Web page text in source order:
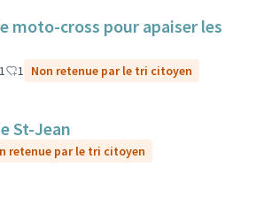
moto-cross pour apaiser les
1 1 Non retenue par le tri citoyen
St-Jean
retenue par le tri citoyen